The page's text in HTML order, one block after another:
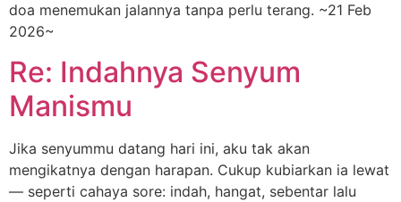
doa menemukan jalannya tanpa perlu terang. ~21 Feb
2026~
Re: Indahnya Senyum
Manismu
Jika senyummu datang hari ini, aku tak akan
mengikatnya dengan harapan. Cukup kubiarkan ia lewat
— seperti cahaya sore: indah, hangat, sebentar lalu